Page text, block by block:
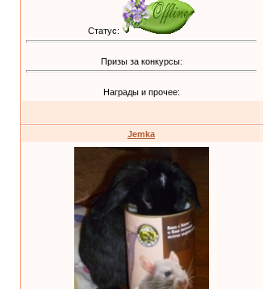
Статус:
Призы за конкурсы:
Награды и прочее:
Jemka